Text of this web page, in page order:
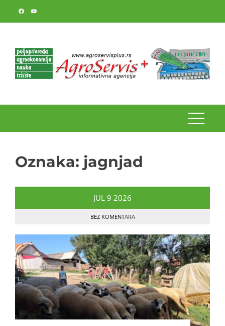
Oznaka: jagnjad
JUL 9 2026
BEZ KOMENTARA